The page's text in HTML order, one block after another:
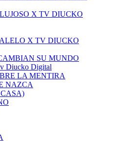
X TV DIUCKO
X TV DIUCKO
SU MUNDO
Diucko Digital
LA MENTIRA
NAZCA